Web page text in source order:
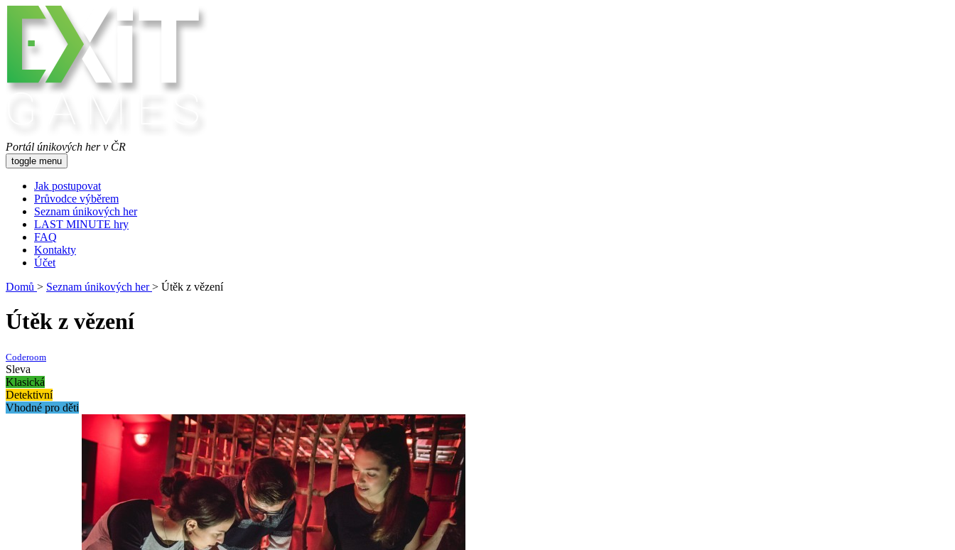
Portál únikových her v ČR
toggle menu
Jak postupovat
Průvodce výběrem
Seznam únikových her
LAST MINUTE hry
FAQ
Kontakty
Účet
Domů > Seznam únikových her > Útěk z vězení
Útěk z vězení
Coderoom
Sleva
Klasická
Detektivní
Vhodné pro děti